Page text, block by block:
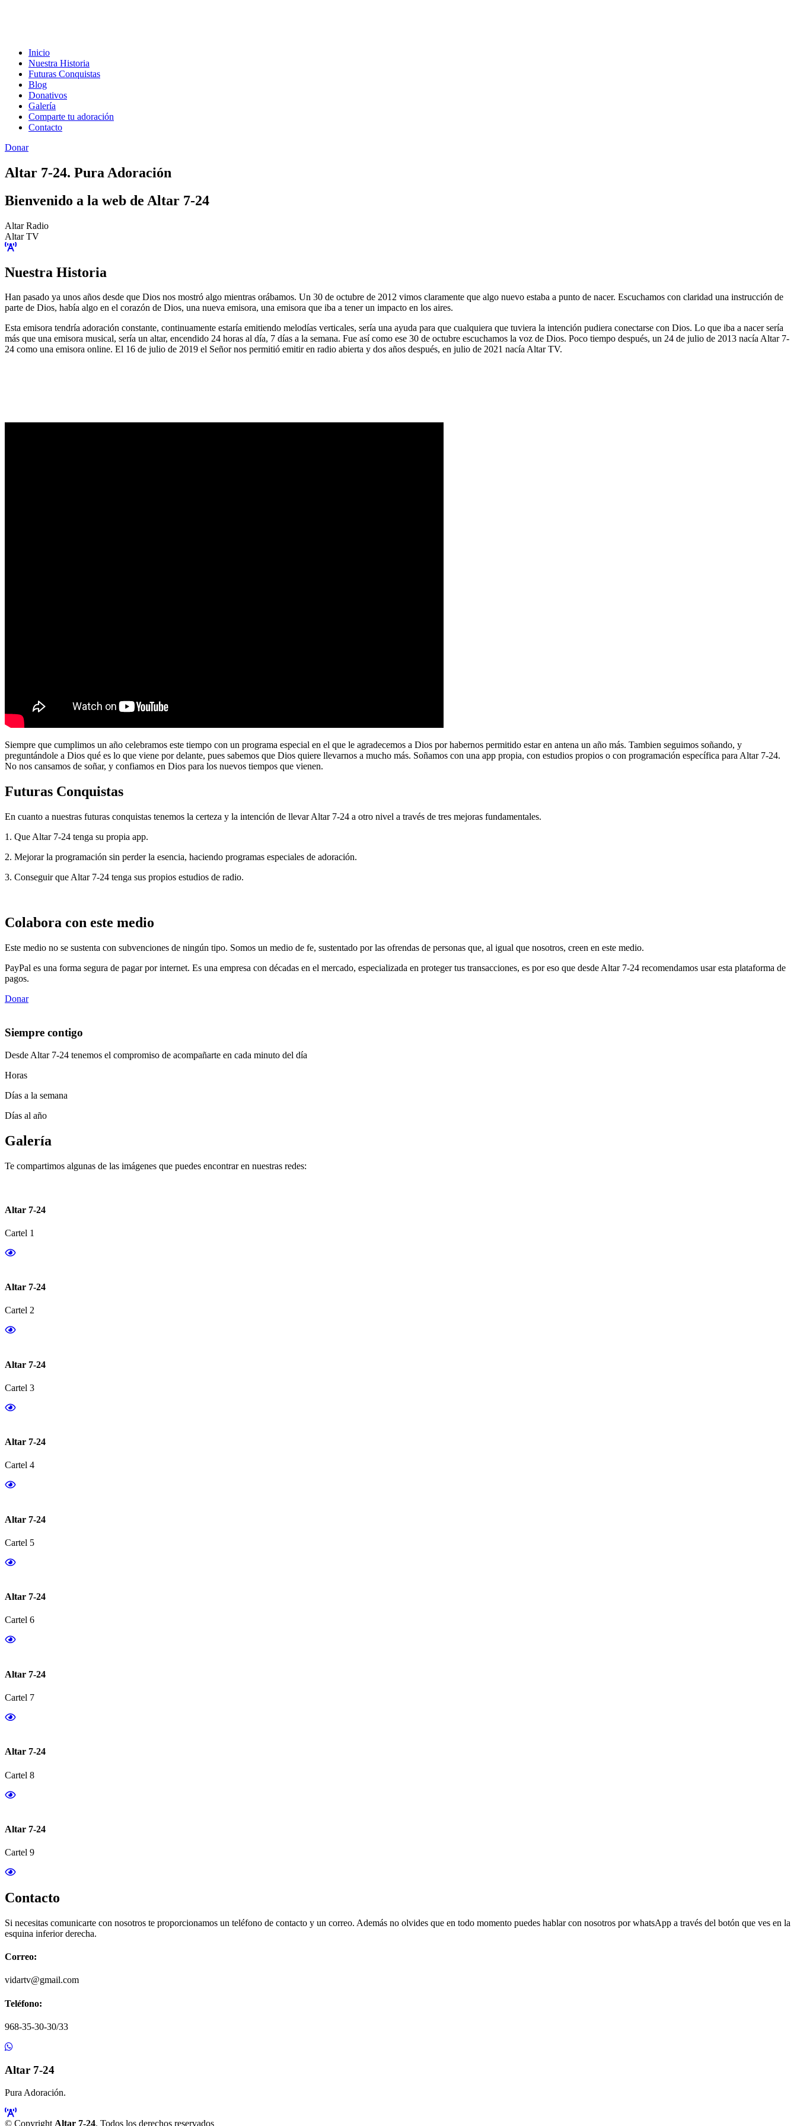
Inicio
Nuestra Historia
Futuras Conquistas
Blog
Donativos
Galería
Comparte tu adoración
Contacto
Donar
Altar 7-24. Pura Adoración
Bienvenido a la web de Altar 7-24
Altar Radio
Altar TV
Nuestra Historia
Han pasado ya unos años desde que Dios nos mostró algo mientras orábamos. Un 30 de octubre de 2012 vimos claramente que algo nuevo estaba a punto de nacer. Escuchamos con claridad una instrucción de
parte de Dios, había algo en el corazón de Dios, una nueva emisora, una emisora que iba a tener un impacto en los aires.
Esta emisora tendría adoración constante, continuamente estaría emitiendo melodías verticales, sería una ayuda para que cualquiera que tuviera la intención pudiera conectarse con Dios. Lo que iba a nacer sería
más que una emisora musical, sería un altar, encendido 24 horas al día, 7 días a la semana. Fue así como ese 30 de octubre escuchamos la voz de Dios. Poco tiempo después, un 24 de julio de 2013 nacía Altar 7-
24 como una emisora online. El 16 de julio de 2019 el Señor nos permitió emitir en radio abierta y dos años después, en julio de 2021 nacía Altar TV.
Siempre que cumplimos un año celebramos este tiempo con un programa especial en el que le agradecemos a Dios por habernos permitido estar en antena un año más. Tambien seguimos soñando, y
preguntándole a Dios qué es lo que viene por delante, pues sabemos que Dios quiere llevarnos a mucho más. Soñamos con una app propia, con estudios propios o con programación específica para Altar 7-24.
No nos cansamos de soñar, y confiamos en Dios para los nuevos tiempos que vienen.
Futuras Conquistas
En cuanto a nuestras futuras conquistas tenemos la certeza y la intención de llevar Altar 7-24 a otro nivel a través de tres mejoras fundamentales.
1. Que Altar 7-24 tenga su propia app.
2. Mejorar la programación sin perder la esencia, haciendo programas especiales de adoración.
3. Conseguir que Altar 7-24 tenga sus propios estudios de radio.
Colabora con este medio
Este medio no se sustenta con subvenciones de ningún tipo. Somos un medio de fe, sustentado por las ofrendas de personas que, al igual que nosotros, creen en este medio.
PayPal es una forma segura de pagar por internet. Es una empresa con décadas en el mercado, especializada en proteger tus transacciones, es por eso que desde Altar 7-24 recomendamos usar esta plataforma de
pagos.
Donar
Siempre contigo
Desde Altar 7-24 tenemos el compromiso de acompañarte en cada minuto del día
Horas
Días a la semana
Días al año
Galería
Te compartimos algunas de las imágenes que puedes encontrar en nuestras redes:
Altar 7-24
Cartel 1
Altar 7-24
Cartel 2
Altar 7-24
Cartel 3
Altar 7-24
Cartel 4
Altar 7-24
Cartel 5
Altar 7-24
Cartel 6
Altar 7-24
Cartel 7
Altar 7-24
Cartel 8
Altar 7-24
Cartel 9
Contacto
Si necesitas comunicarte con nosotros te proporcionamos un teléfono de contacto y un correo. Además no olvides que en todo momento puedes hablar con nosotros por whatsApp a través del botón que ves en la
esquina inferior derecha.
Correo:
vidartv@gmail.com
Teléfono:
968-35-30-30/33
Altar 7-24
Pura Adoración.
© Copyright Altar 7-24. Todos los derechos reservados